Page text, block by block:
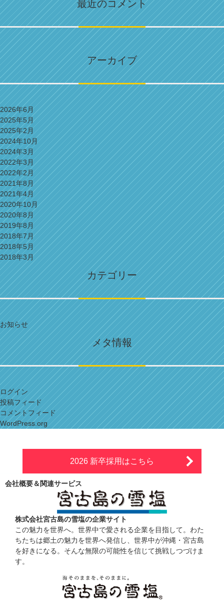
最近のコメント
アーカイブ
2026年6月
2025年5月
2025年2月
2024年10月
2024年3月
2022年3月
2022年2月
2021年8月
2021年4月
2020年10月
2020年8月
2019年8月
2018年7月
2018年5月
2018年3月
カテゴリー
お知らせ
メタ情報
ログイン
投稿フィード
コメントフィード
WordPress.org
2026 新卒採用はこちら
会社概要＆関連サービス
株式会社宮古島の雪塩の企業サイト
この魅力を世界へ。世界中で愛される企業を目指して。わた
ちたちは郷土の魅力を世界へ発信し、世界中が沖縄・宮古島
を好きになる。そんな無限の可能性を信じて挑戦しつづけま
す。